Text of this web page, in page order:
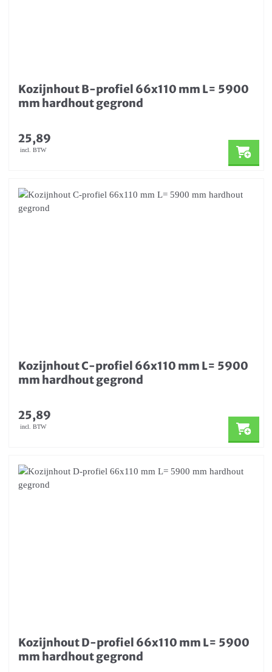
Kozijnhout B-profiel 66x110 mm L= 5900
mm hardhout gegrond
25,89
incl. BTW
Kozijnhout C-profiel 66x110 mm L= 5900
mm hardhout gegrond
25,89
incl. BTW
Kozijnhout D-profiel 66x110 mm L= 5900
mm hardhout gegrond